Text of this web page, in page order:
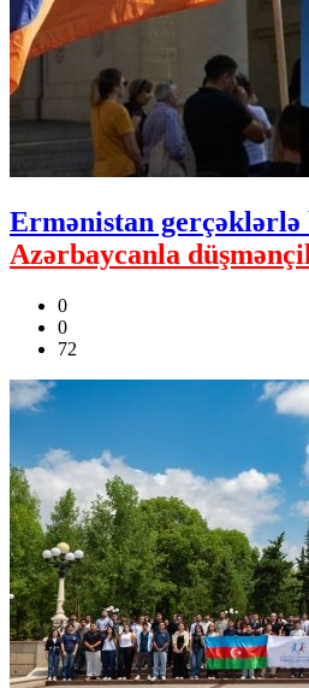
Ermənistan gerçəklərlə
Azərbaycanla
0
0
72